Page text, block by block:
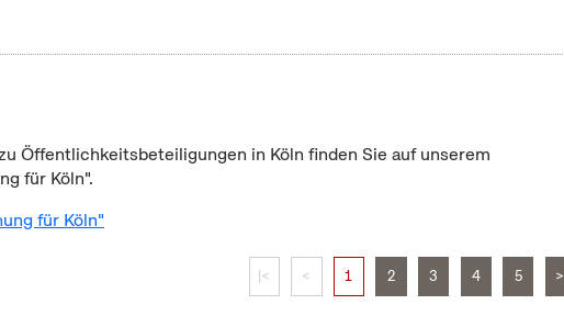
Öffentlichkeitsbeteiligungen in Köln finden Sie auf unserem
für Köln".
für Köln"
|< < 1 2 3 4 5 >